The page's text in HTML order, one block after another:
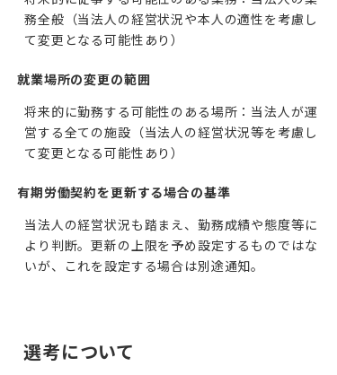
務全般（当法人の経営状況や本人の適性を考慮し
て変更となる可能性あり）
就業場所の変更の範囲
将来的に勤務する可能性のある場所：当法人が運
営する全ての施設（当法人の経営状況等を考慮し
て変更となる可能性あり）
有期労働契約を更新する場合の基準
当法人の経営状況も踏まえ、勤務成績や態度等に
より判断。更新の上限を予め設定するものではな
いが、これを設定する場合は別途通知。
選考について